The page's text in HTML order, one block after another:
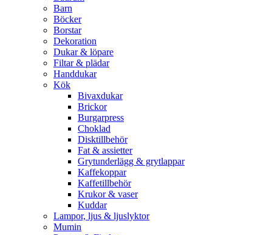
Barn
Böcker
Borstar
Dekoration
Dukar & löpare
Filtar & plädar
Handdukar
Kök
Bivaxdukar
Brickor
Burgarpress
Choklad
Disktillbehör
Fat & assietter
Grytunderlägg & grytlappar
Kaffekoppar
Kaffetillbehör
Krukor & vaser
Kuddar
Lampor, ljus & ljuslyktor
Mumin